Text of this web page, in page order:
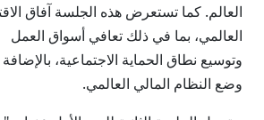
العالم. كما تستعرض هذه الجلسة آفاق
العالمي، بما في ذلك تعافي أسواق العمل
وتوسيع نطاق الحماية الاجتماعية،
وضع النظام المالي العالمي.